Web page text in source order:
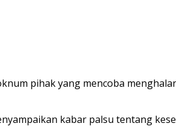
pihak yang mencoba
kabar palsu tentang